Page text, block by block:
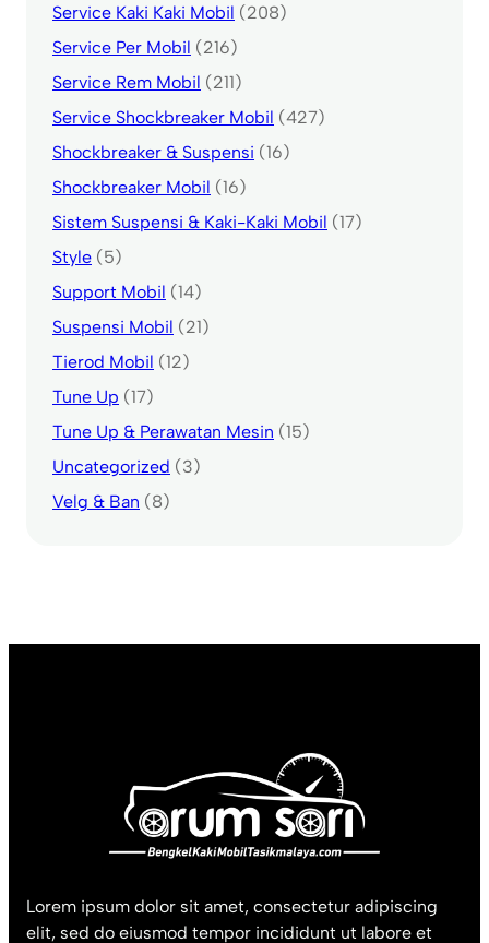
Service Kaki Kaki Mobil (208)
Service Per Mobil (216)
Service Rem Mobil (211)
Service Shockbreaker Mobil (427)
Shockbreaker & Suspensi (16)
Shockbreaker Mobil (16)
Sistem Suspensi & Kaki-Kaki Mobil (17)
Style (5)
Support Mobil (14)
Suspensi Mobil (21)
Tierod Mobil (12)
Tune Up (17)
Tune Up & Perawatan Mesin (15)
Uncategorized (3)
Velg & Ban (8)
Lorem ipsum dolor sit amet, consectetur adipiscing
elit, sed do eiusmod tempor incididunt ut labore et